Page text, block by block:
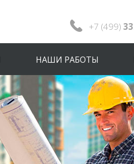
+7 (499)
НАШИ РАБОТЫ